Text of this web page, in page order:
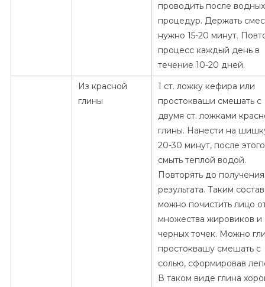
проводить после водных
процедур. Держать
нужно 15-20 минут.
процесс каждый день в
течение 10-20 дней.
Из красной
глины
1 ст. ложку кефира или
простокваши смешать с
двумя ст. ложками
глины. Нанести на
20-30 минут, после этого
смыть теплой водой.
Повторять до получения
результата. Таким
можно почистить лицо
множества жировиков и
черных точек. Можно
простоквашу смешать с
солью, сформировав
В таком виде глина